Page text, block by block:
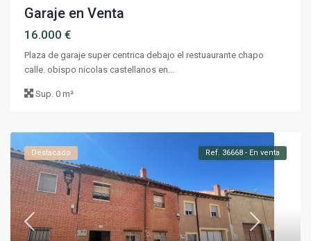
Garaje en Venta
16.000 €
Plaza de garaje super centrica debajo el restuaurante chapo
calle. obispo nicolas castellanos en...
Sup.0 m²
Destacado Ref. 36668 - En venta